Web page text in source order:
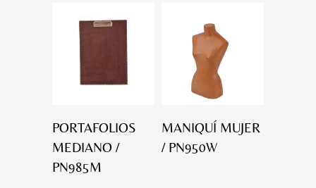
PORTAFOLIOS
MEDIANO /
PN985M
MANIQUÍ MUJER
/ PN950W